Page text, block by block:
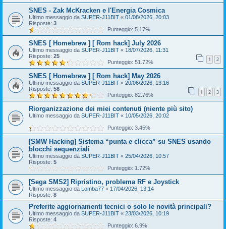
SNES - Zak McKracken e l'Energia Cosmica
Ultimo messaggio da SUPER-J11BIT « 01/08/2026, 20:03
Risposte: 3
Punteggio: 5.17%
SNES [ Homebrew ] [ Rom hack] July 2026
Ultimo messaggio da SUPER-J11BIT « 18/07/2026, 11:31
Risposte: 25 1 2
Punteggio: 51.72%
SNES [ Homebrew ] [ Rom hack] May 2026
Ultimo messaggio da SUPER-J11BIT « 20/06/2026, 13:16
Risposte: 58 1 2 3
Punteggio: 82.76%
Riorganizzazione dei miei contenuti (niente più sito)
Ultimo messaggio da SUPER-J11BIT « 10/05/2026, 20:02
Punteggio: 3.45%
[SMW Hacking] Sistema “punta e clicca” su SNES usando
blocchi sequenziali
Ultimo messaggio da SUPER-J11BIT « 25/04/2026, 10:57
Risposte: 5
Punteggio: 1.72%
[Sega SMS2] Ripristino, problema RF e Joystick
Ultimo messaggio da Lomba77 « 17/04/2026, 13:14
Risposte: 8
Preferite aggiornamenti tecnici o solo le novità principali?
Ultimo messaggio da SUPER-J11BIT « 23/03/2026, 10:19
Risposte: 4
Punteggio: 6.9%